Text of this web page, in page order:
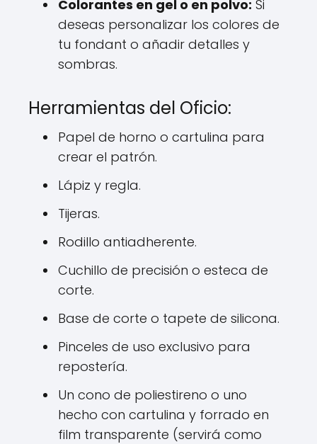
Colorantes en gel o en polvo: Si
deseas personalizar los colores de
tu fondant o añadir detalles y
sombras.
Herramientas del Oficio:
Papel de horno o cartulina para
crear el patrón.
Lápiz y regla.
Tijeras.
Rodillo antiadherente.
Cuchillo de precisión o esteca de
corte.
Base de corte o tapete de silicona.
Pinceles de uso exclusivo para
repostería.
Un cono de poliestireno o uno
hecho con cartulina y forrado en
film transparente (servirá como